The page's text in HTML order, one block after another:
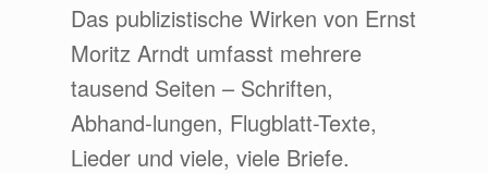
Das publizistische Wirken von Ernst
Moritz Arndt umfasst mehrere
tausend Seiten – Schriften,
Abhand-lungen, Flugblatt-Texte,
Lieder und viele, viele Briefe.